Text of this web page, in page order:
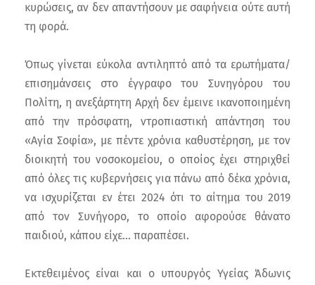
κυρώσεις, αν δεν απαντήσουν με σαφήνεια ούτε αυτή
τη φορά.
Όπως γίνεται εύκολα αντιληπτό από τα ερωτήματα/
επισημάνσεις στο έγγραφο του Συνηγόρου του
Πολίτη, η ανεξάρτητη Αρχή δεν έμεινε ικανοποιημένη
από την πρόσφατη, ντροπιαστική απάντηση του
«Αγία Σοφία», με πέντε χρόνια καθυστέρηση, με τον
διοικητή του νοσοκομείου, ο οποίος έχει στηριχθεί
από όλες τις κυβερνήσεις για πάνω από δέκα χρόνια,
να ισχυρίζεται εν έτει 2024 ότι το αίτημα του 2019
από τον Συνήγορο, το οποίο αφορούσε θάνατο
παιδιού, κάπου είχε… παραπέσει.
Εκτεθειμένος είναι και ο υπουργός Υγείας Άδωνις